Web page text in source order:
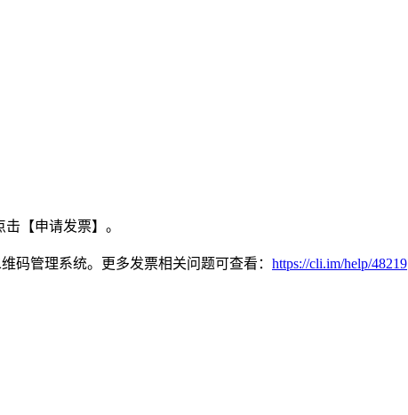
【申请发票】。
码管理系统。更多发票相关问题可查看： https://cli.im/help/48219